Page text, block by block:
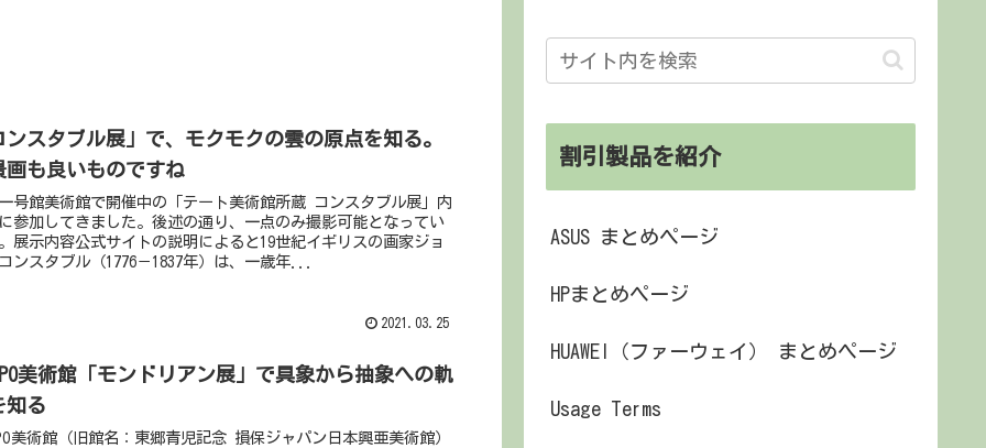
ンスタブル展」で、モクモクの雲の原点を知る。
画も良いものですね
号館美術館で開催中の「テート美術館所蔵 コンスタブル展」内
参加してきました。後述の通り、一点のみ撮影可能となってい
展示内容公式サイトの説明によると19世紀イギリスの画家ジョ
ンスタブル（1776－1837年）は、一歳年...
2021.03.25
美術館「モンドリアン展」で具象から抽象への軌
知る
美術館（旧館名：東郷青児記念 損保ジャパン日本興亜美術館）
割引製品を紹介
ASUS まとめページ
HPまとめページ
HUAWEI（ファーウェイ） まとめページ
Usage Terms